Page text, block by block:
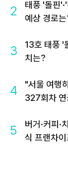
2
태풍 '돌핀
예상 경로
3
13호 태풍 '
치는?
4
"서울 여행
327회차
5
버거·커피·
식 프랜차